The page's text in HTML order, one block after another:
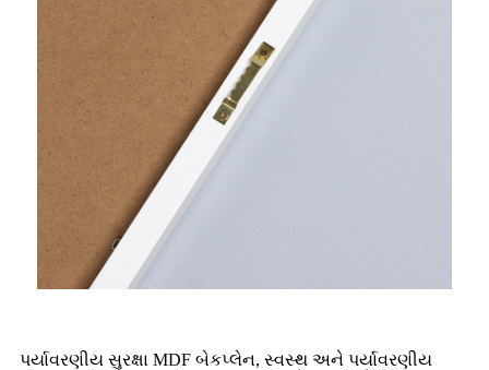
પર્યાવરણીય સુરક્ષા MDF બેકપ્લેન, સ્વસ્થ અને પર્યાવરણીય